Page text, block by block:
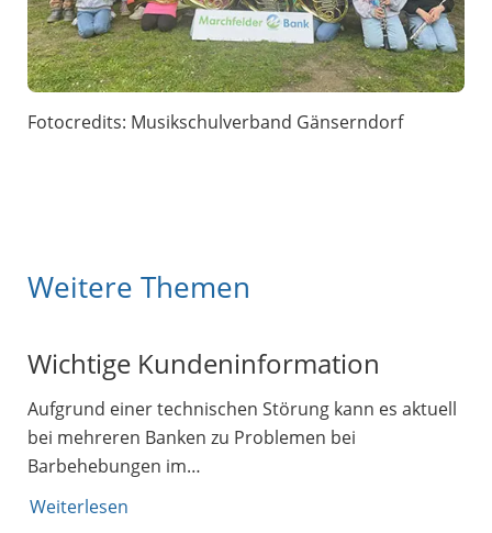
Fotocredits: Musikschulverband Gänserndorf
Weitere Themen
Wichtige Kundeninformation
Aufgrund einer technischen Störung kann es aktuell
bei mehreren Banken zu Problemen bei
Barbehebungen im…
Weiterlesen